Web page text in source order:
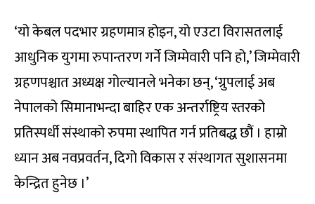
‘यो केबल पदभार ग्रहणमात्र होइन, यो एउटा विरासतलाई
आधुनिक युगमा रुपान्तरण गर्ने जिम्मेवारी पनि हो,’ जिम्मेवारी
ग्रहणपश्चात अध्यक्ष गोल्यानले भनेका छन्, ‘ग्रुपलाई अब
नेपालको सिमानाभन्दा बाहिर एक अन्तर्राष्ट्रिय स्तरको
प्रतिस्पर्धी संस्थाको रुपमा स्थापित गर्न प्रतिबद्ध छौं । हाम्रो
ध्यान अब नवप्रवर्तन, दिगो विकास र संस्थागत सुशासनमा
केन्द्रित हुनेछ ।’